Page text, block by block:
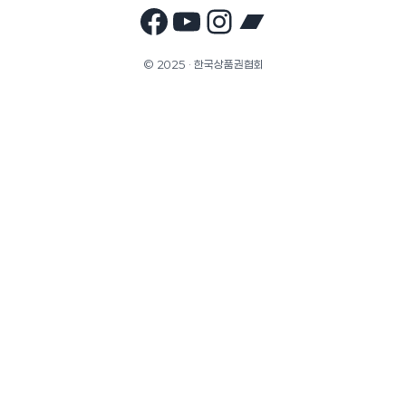
Facebook
YouTube
Instagram
© 2025 · 한국상품권협회